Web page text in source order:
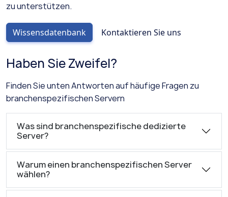
zu unterstützen.
Wissensdatenbank Kontaktieren Sie uns
Haben Sie Zweifel?
Finden Sie unten Antworten auf häufige Fragen zu
branchenspezifischen Servern
Was sind branchenspezifische dedizierte
Server?
Warum einen branchenspezifischen Server
wählen?